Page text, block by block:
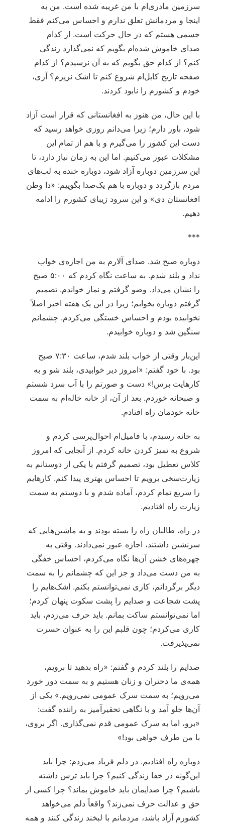
سرزمین مادری‌ام با من غریبه شده است. من به
اینجا و مردمانش تعلق ندارم و احساس می‌کنم فقط
جسمی هستم که در حال حرکت است. از کدام
صدای خاموش شده‌ام بگویم که نمی‌گذارد زندگی
کنم؟ از کدام حق بگویم که به آن نرسیدم؟ از کدام
صفحه تاریخ کابل‌ام شروع کنم تا اشک نریزم؟ آری،
خودم و کشورم را نابود کردند.
با این حال، من هنوز به افغانستانی که قرار است آزاد
شود، باور دارم؛ زیرا می‌دانم روزی خواهد رسید که
دست این کشور را می‌گیرم و با هم از تمام این
مشکلات عبور می‌کنیم. اما این به زمان نیاز دارد، تا
این سرزمین دوباره آزاد شود، دوباره خنده به لب‌های
مردم بازگردد و دوباره با هم یک‌صدا بگوییم: «دا وطن
افغانستان دی» و این سرود زیبای کشورم را ادامه
دهیم.
***
دوباره صبح شد. صدای آلارم به من اجازه‌ی خواب
نداد و بلند شدم. به ساعت نگاه کردم که ۵:۰۰ صبح
را نشان می‌داد. وضو گرفتم و نماز خواندم. تصمیم
گرفتم دوباره بخوابم؛ زیرا در این یک هفته اخیر اصلاً
نخوابیده بودم و احساس خستگی می‌کردم. چشمانم
سنگین شد و دوباره خوابیدم.
این‌بار وقتی از خواب بلند شدم، ساعت ۷:۳۰ صبح
بود. با خود گفتم: «امروز دیر خوابیدی، بلند شو و به
کارهایت برس!» دست و صورتم را با آب سرد شستم
و صبحانه خوردم. بعد از آن، از خانه خاله‌ام به سمت
خانه خودمان راه افتادم.
به خانه رسیدم، با فامیل‌ام احوال‌پرسی کردم و
شروع به تمیز کردن خانه کردم. از آنجایی که امروز
کلاس تعطیل بود، تصمیم گرفتم با یکی از دوستانم به
زیارت‌سخی برویم تا احساس بهتری پیدا کنم. کارهایم
را سریع تمام کردم، آماده شدم و با دوستم به سمت
زیارت راه افتادیم.
در راه، طالبان راه را بسته بودند و به ماشین‌هایی که
سرنشین داشتند، اجازه عبور نمی‌دادند. وقتی به
چهره‌های خشن آن‌ها نگاه می‌کردم، احساس خفگی
به من دست می‌داد و جز این که چشمانم را به سمت
دیگر برگردانم، کاری نمی‌توانستم بکنم. اشک‌هایم را
پشت شجاعت و صدایم را پشت سکوت پنهان کردم؛
اما نمی‌توانستم ساکت بمانم. باید حرف می‌زدم، باید
کاری می‌کردم؛ چون قلبم این را به عنوان حسرت
نمی‌پذیرفت.
صدایم را بلند کردم و گفتم: «راه بدهید تا برویم،
همه‌ی ما دختران و زنان هستیم و به سمت دور خورد
می‌رویم؛ به سمت سرک عمومی نمی‌رویم.» یکی از
آن‌ها جلو آمد و با نگاهی تحقیرآمیز به راننده گفت:
«برو، اما به سرک عمومی قدم نمی‌گذاری. اگر بروی،
با من طرف خواهی بود!»
دوباره راه افتادیم. در دلم فریاد می‌زدم: چرا باید
این‌گونه در خفا زندگی کنیم؟ چرا باید ترس داشته
باشیم؟ چرا صدایمان باید خاموش بماند؟ چرا کسی از
حق و عدالت حرف نمی‌زند؟ واقعاً دلم می‌خواهد
کشورم آزاد باشد، مردمانم با لبخند زندگی کنند و همه